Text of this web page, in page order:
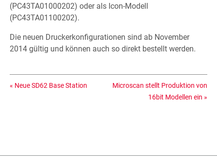
(PC43TA01000202) oder als Icon-Modell
(PC43TA01100202).
Die neuen Druckerkonfigurationen sind ab November
2014 gültig und können auch so direkt bestellt werden.
« Neue SD62 Base Station
Microscan stellt Produktion von
16bit Modellen ein »